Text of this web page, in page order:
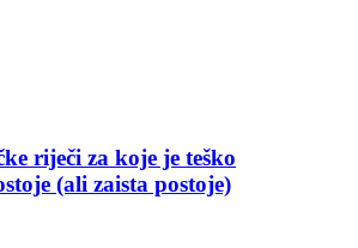
riječi za koje je teško
(ali zaista postoje)